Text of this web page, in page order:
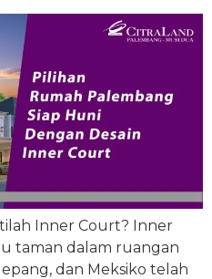
Inner Court? Inner
taman dalam ruangan
dan Meksiko telah